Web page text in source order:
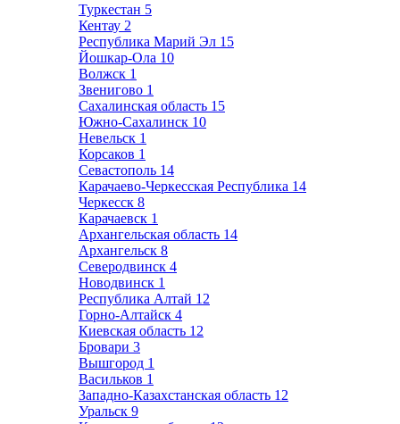
Туркестан 5
Кентау 2
Республика Марий Эл 15
Йошкар-Ола 10
Волжск 1
Звенигово 1
Сахалинская область 15
Южно-Сахалинск 10
Невельск 1
Корсаков 1
Севастополь 14
Карачаево-Черкесская Республика 14
Черкесск 8
Карачаевск 1
Архангельская область 14
Архангельск 8
Северодвинск 4
Новодвинск 1
Республика Алтай 12
Горно-Алтайск 4
Киевская область 12
Бровари 3
Вышгород 1
Васильков 1
Западно-Казахстанская область 12
Уральск 9